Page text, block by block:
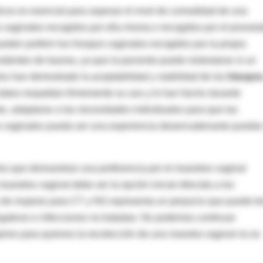
es esencial para sopesar el nivel de comodidad de una
recogidos por ella misma o recogidos por el
preferir los hisopos vaginales recogidos por la propia
hisopos
respaldan firmemente su uso y lo han hecho durante
adaptarse a las necesidades individuales para que las
pueda ser una experiencia desencadenante puedan
que demuestran una preferencia por el muestreo vaginal
vaginal debe ser la opción inicial ofrecida a los
e infecciones no tratadas. No podemos continuar
para quienes la recolección de una muestra vaginal no es